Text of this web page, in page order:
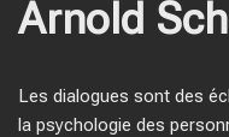
Arnold
Les dialogues sont des
la psychologie des